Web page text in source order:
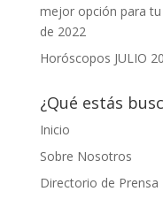
mejor opción para
de 2022
Horóscopos JULIO
¿Qué estás
Inicio
Sobre Nosotros
Directorio de Prensa